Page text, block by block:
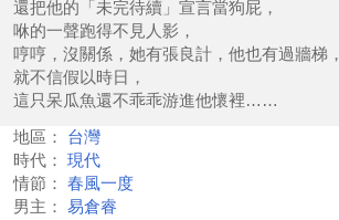
還把他的「未完待續」宣言當狗屁，
咻的一聲跑得不見人影，
哼哼，沒關係，她有張良計，他也有過牆梯，
就不信假以時日，
這只呆瓜魚還不乖乖游進他懷裡……
地區：
台灣
時代：
現代
情節：
春風一度
男主：
易倉睿